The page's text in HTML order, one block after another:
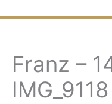
Inhalt
Franz –
IMG_9118